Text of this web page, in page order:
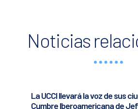
Noticias
La UCCI llevará la voz de sus
Cumbre Iberoamericana de